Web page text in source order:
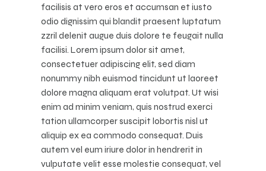
facilisis at vero eros et accumsan et iusto
odio dignissim qui blandit praesent luptatum
zzril delenit augue duis dolore te feugait nulla
facilisi. Lorem ipsum dolor sit amet,
consectetuer adipiscing elit, sed diam
nonummy nibh euismod tincidunt ut laoreet
dolore magna aliquam erat volutpat. Ut wisi
enim ad minim veniam, quis nostrud exerci
tation ullamcorper suscipit lobortis nisl ut
aliquip ex ea commodo consequat. Duis
autem vel eum iriure dolor in hendrerit in
vulputate velit esse molestie consequat, vel